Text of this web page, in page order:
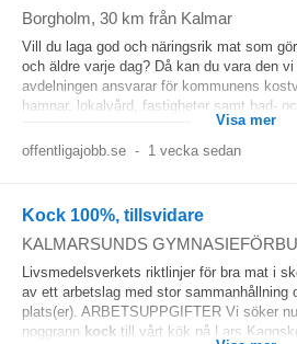
Borgholm, 30 km från Kalmar
Vill du laga god och näringsrik mat som
och äldre varje dag? Då kan du vara den
avdelningen ansvarar för kommunens
hamnar, lokalvård, fastigheter samt bad-
Visa mer
offentligajobb.se - 1 vecka sedan
Kock 100%, tillsvidare
KALMARSUNDS
Livsmedelsverkets riktlinjer för bra mat i
av ett arbetslag med stor sammanhållning
plats(er). ARBETSUPPGIFTER Vi söker
noggrann kock till vårt kök på Lars